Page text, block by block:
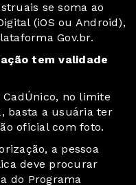
se soma ao
(iOS ou Android),
Gov.br.
tem validade
no limite
basta a usuária ter
oficial com foto.
a pessoa
deve procurar
do Programa